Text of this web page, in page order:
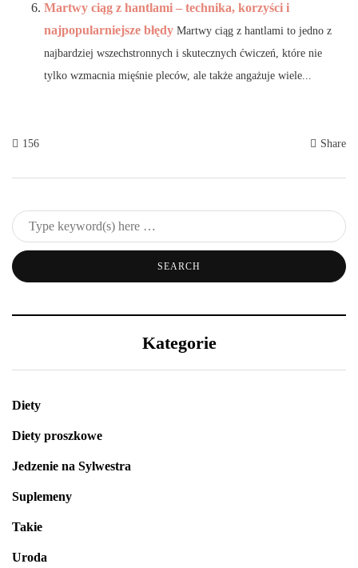
Martwy ciąg z hantlami – technika, korzyści i
najpopularniejsze błędy Martwy ciąg z hantlami to jedno z
najbardziej wszechstronnych i skutecznych ćwiczeń, które nie
tylko wzmacnia mięśnie pleców, ale także angażuje wiele...
156 Share
Kategorie
Diety
Diety proszkowe
Jedzenie na Sylwestra
Suplemeny
Takie
Uroda